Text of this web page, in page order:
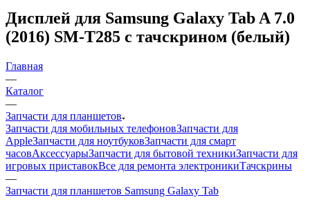
Дисплей для Samsung Galaxy Tab A 7.0
(2016) SM-T285 c тачскрином (белый)
Главная
—
Каталог
—
Запчасти для планшетов
Запчасти для мобильных телефоновЗапчасти для
AppleЗапчасти для ноутбуковЗапчасти для смарт
часовАксессуарыЗапчасти для бытовой техникиЗапчасти для
игровых приставокВсе для ремонта электроникиТачскрины
—
Запчасти для планшетов Samsung Galaxy Tab